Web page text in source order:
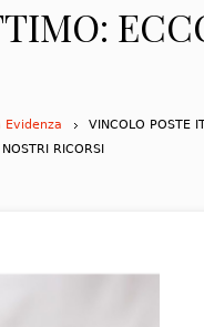
Evidenza
VINCOLO POSTE
RICORSI